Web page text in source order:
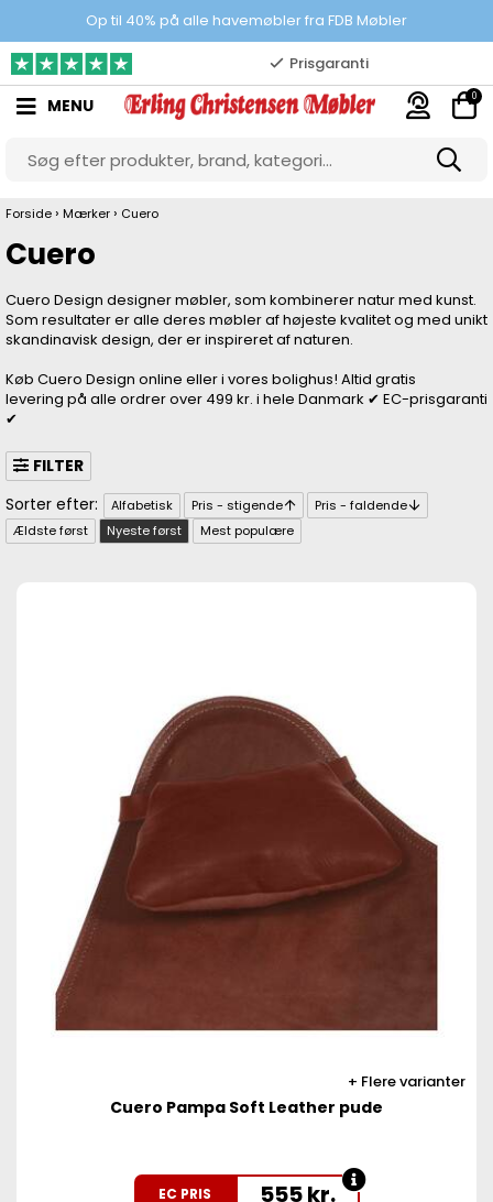
Op til 40% på alle havemøbler fra FDB Møbler
100% danskejet webshop
Prisgaranti
10.000 m2 showroom
Gratis & gode parkeringsforhold
MENU 0
Forside › Mærker › Cuero
Cuero
Cuero Design designer møbler, som kombinerer natur med kunst.
Som resultater er alle deres møbler af højeste kvalitet og med unikt
skandinavisk design, der er inspireret af naturen.
Køb Cuero Design online eller i vores bolighus! Altid gratis
levering på alle ordrer over 499 kr. i hele Danmark ✔ EC-prisgaranti
✔
FILTER
Alfabetisk Pris - stigende
Pris - faldende
Ældste først
Nyeste først Mest populære
Flere varianter
Cuero Pampa Soft Leather pude
EC PRIS 555kr.